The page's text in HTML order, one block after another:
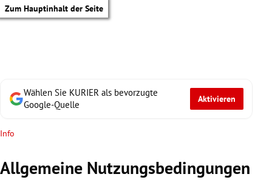
Zum Hauptinhalt der Seite
Wählen Sie KURIER als bevorzugte
Google-Quelle
Aktivieren
Info
Allgemeine Nutzungsbedingungen